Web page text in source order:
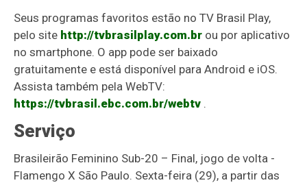
Seus programas favoritos estão no TV Brasil Play,
pelo site http://tvbrasilplay.com.br ou por aplicativo
no smartphone. O app pode ser baixado
gratuitamente e está disponível para Android e iOS.
Assista também pela WebTV:
https://tvbrasil.ebc.com.br/webtv .
Serviço
Brasileirão Feminino Sub-20 – Final, jogo de volta -
Flamengo X São Paulo. Sexta-feira (29), a partir das